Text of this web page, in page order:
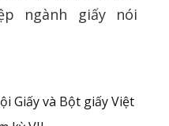
ngành giấy nói
Giấy và Bột giấy Việt